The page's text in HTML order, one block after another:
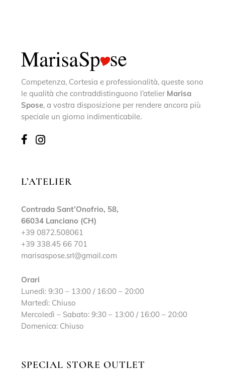
Competenza, Cortesia e professionalità, queste sono
le qualità che contraddistinguono l’atelier Marisa
Spose, a vostra disposizione per rendere ancora più
speciale un giorno indimenticabile.
L’ATELIER
Contrada Sant’Onofrio, 58,
66034 Lanciano (CH)
+39 0872.508061
+39 338.45 66 701
marisaspose.srl@gmail.com
Orari
Lunedì: 9:30 – 13:00 / 16:00 – 20:00
Martedì: Chiuso
Mercoledì – Sabato: 9:30 – 13:00 / 16:00 – 20:00
Domenica: Chiuso
SPECIAL STORE OUTLET